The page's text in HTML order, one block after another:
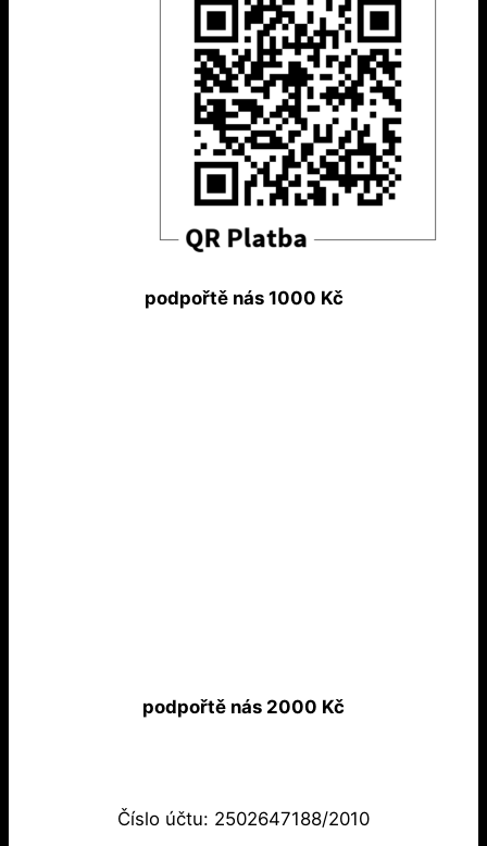
podpořtě nás 1000 Kč
podpořtě nás 2000 Kč
Číslo účtu: 2502647188/2010